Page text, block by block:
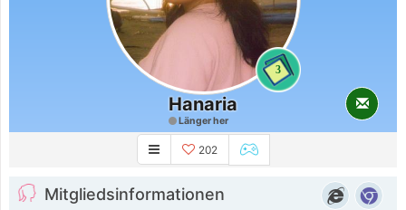
3
Hanaria
Länger her
202
Mitgliedsinformationen